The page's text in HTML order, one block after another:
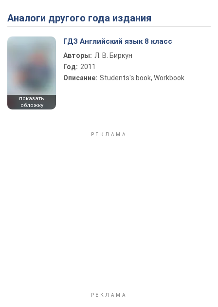
Play Video
Аналоги другого года издания
показать
обложку
ГДЗ Английский язык 8 класс
Авторы: Л. В. Биркун
Год: 2011
Описание: Students's book, Workbook